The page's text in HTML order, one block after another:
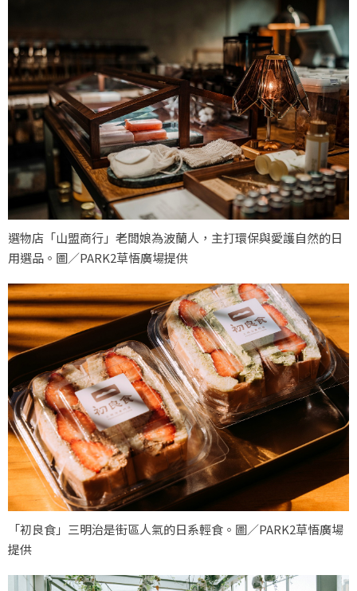
選物店「山盟商行」老闆娘為波蘭人，主打環保與愛護自然的日
用選品。圖／PARK2草悟廣場提供
「初良食」三明治是街區人氣的日系輕食。圖／PARK2草悟廣場
提供